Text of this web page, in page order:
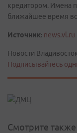
кредитором. Имена
ближайшее время
Источник: news.vl.ru
Новости
Подписывайтесь
Смотрите также